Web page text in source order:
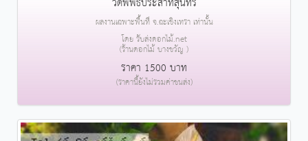
ผลงานเฉพาะพื้นที่ จ.ฉะเชิงเทรา เท่านั้น
โดย รับส่งดอกไม้.net
(ร้านดอกไม้ บางขวัญ )
ราคา 1500 บาท
(ราคานี้ยังไม่รวมค่าขนส่ง)